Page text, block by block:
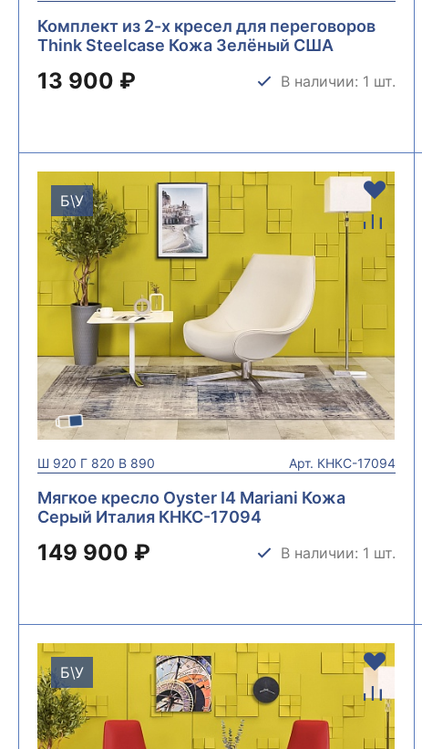
Комплект из 2-х кресел для переговоров
Think Steelcase Кожа Зелёный США
13 900 ₽ В наличии: 1 шт.
Б\У
Ш 920 Г 820 В 890 Арт. КНКС-17094
Мягкое кресло Oyster I4 Mariani Кожа
Серый Италия КНКС-17094
149 900 ₽ В наличии: 1 шт.
Б\У